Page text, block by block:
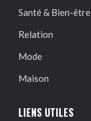
Santé & Bien-être
Relation
Mode
Maison
LIENS UTILES